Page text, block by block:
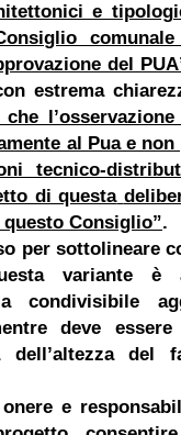
e
del
estrema
al Pua e
tecnico-
di questa
Consiglio”.
per sottolineare
variante è
condivisibile
deve
del
e